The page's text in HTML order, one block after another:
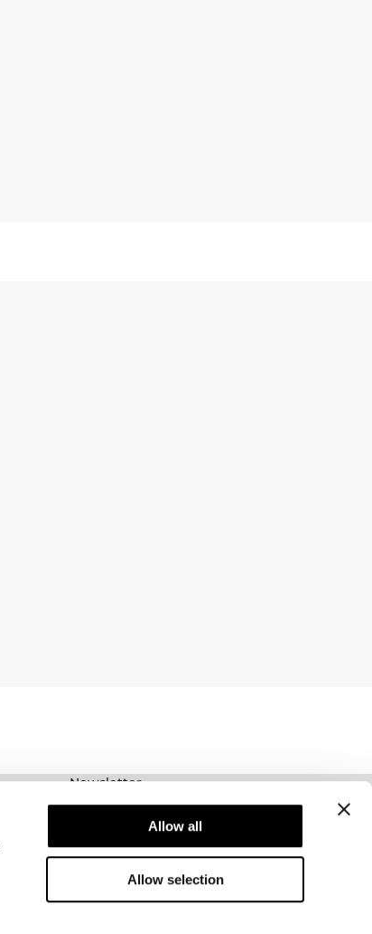
Allow all
Allow selection
Newsletter
Prenumerera på vårt nyhetsbrev! Få exklusiva
erbjudanden, våra senaste nyheter och mycket
mer.